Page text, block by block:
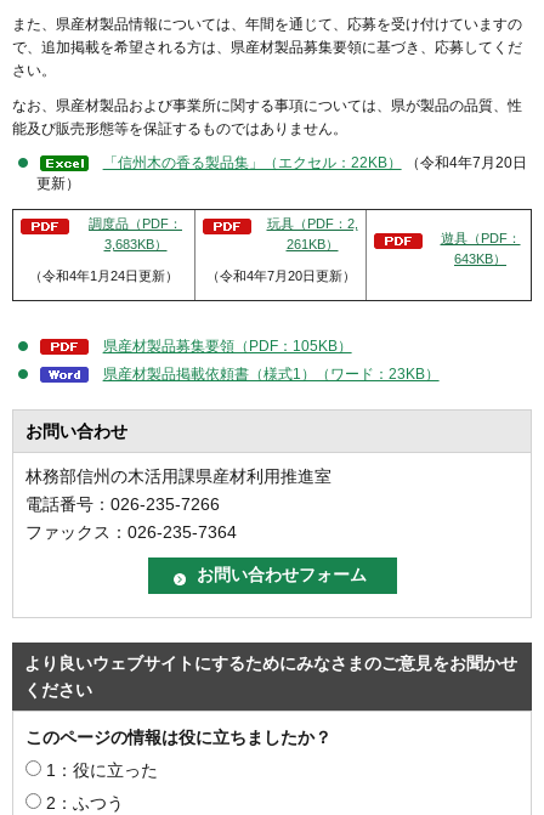
また、県産材製品情報については、年間を通じて、応募を受け付けていますの
で、追加掲載を希望される方は、県産材製品募集要領に基づき、応募してくだ
さい。
なお、県産材製品および事業所に関する事項については、県が製品の品質、性
能及び販売形態等を保証するものではありません。
「信州木の香る製品集」（エクセル：22KB）
（令和4年7月20日
更新）
調度品（PDF：
3,683KB）
（令和4年1月24日更新）
玩具（PDF：2,
261KB）
（令和4年7月20日更新）
遊具（PDF：
643KB）
県産材製品募集要領（PDF：105KB）
県産材製品掲載依頼書（様式1）（ワード：23KB）
お問い合わせ
林務部信州の木活用課県産材利用推進室
電話番号：026-235-7266
ファックス：026-235-7364
より良いウェブサイトにするためにみなさまのご意見をお聞かせ
ください
このページの情報は役に立ちましたか？
1：役に立った
2：ふつう